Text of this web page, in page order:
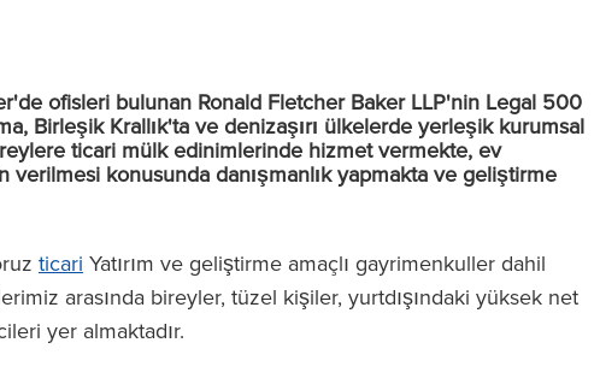
ofisleri bulunan Ronald Fletcher Baker LLP'nin Legal 500
Birleşik Krallık'ta ve denizaşırı ülkelerde yerleşik kurumsal
ticari mülk edinimlerinde hizmet vermekte, ev
konusunda danışmanlık yapmakta ve geliştirme
ticari Yatırım ve geliştirme amaçlı gayrimenkuller dahil
arasında bireyler, tüzel kişiler, yurtdışındaki yüksek net
yer almaktadır.